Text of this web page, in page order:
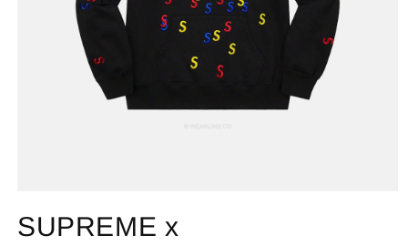
SUPREME x